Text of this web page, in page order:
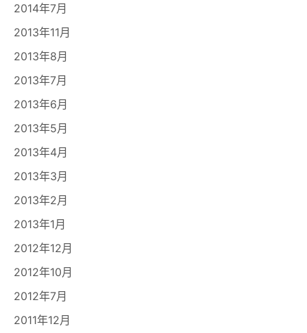
2014年7月
2013年11月
2013年8月
2013年7月
2013年6月
2013年5月
2013年4月
2013年3月
2013年2月
2013年1月
2012年12月
2012年10月
2012年7月
2011年12月